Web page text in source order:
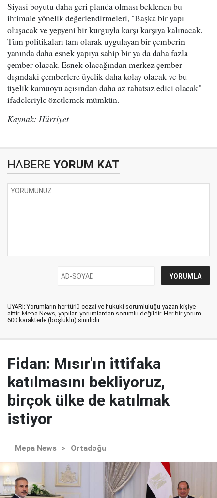
Siyasi boyutu daha geri planda olması beklenen bu
ihtimale yönelik değerlendirmeleri, "Başka bir yapı
oluşacak ve yepyeni bir kurguyla karşı karşıya kalınacak.
Tüm politikaları tam olarak uygulayan bir çemberin
yanında daha esnek yapıya sahip bir ya da daha fazla
çember olacak. Esnek olacağından merkez çember
dışındaki çemberlere üyelik daha kolay olacak ve bu
üyelik kamuoyu açısından daha az rahatsız edici olacak"
ifadeleriyle özetlemek mümkün.
Kaynak: Hürriyet
HABERE YORUM KAT
UYARI: Yorumların her türlü cezai ve hukuki sorumluluğu yazan kişiye
aittir. Mepa News, yapılan yorumlardan sorumlu değildir. Her bir yorum
600 karakterle (boşluklu) sınırlıdır.
Fidan: Mısır'ın ittifaka
katılmasını bekliyoruz,
birçok ülke de katılmak
istiyor
Mepa News > Ortadoğu